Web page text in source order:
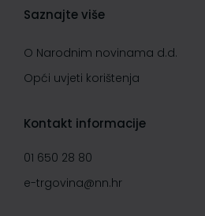
Saznajte više
O Narodnim novinama d.d.
Opći uvjeti korištenja
Kontakt informacije
01 650 28 80
e-trgovina@nn.hr